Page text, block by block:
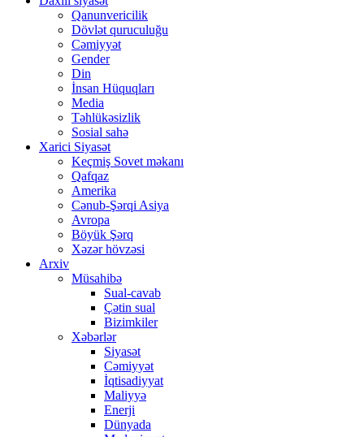
Qanunvericilik
Dövlət quruculuğu
Cəmiyyət
Gender
Din
İnsan Hüquqları
Media
Təhlükəsizlik
Sosial sahə
Xarici Siyasət
Keçmiş Sovet məkanı
Qafqaz
Amerika
Cənub-Şərqi Asiya
Avropa
Böyük Şərq
Xəzər hövzəsi
Arxiv
Müsahibə
Sual-cavab
Çətin sual
Bizimkiler
Xəbərlər
Siyasət
Cəmiyyət
İqtisadiyyat
Maliyyə
Enerji
Dünyada